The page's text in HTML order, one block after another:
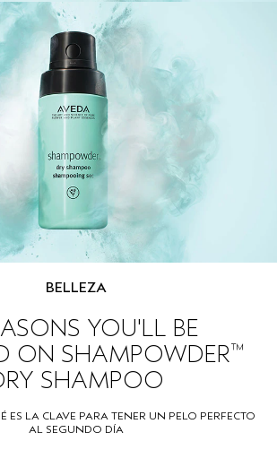
CABELLO
SENSIBLE
BELLEZA
YOU'LL BE
ON SHAMPOWDER™
SHAMPOO
ES LA CLAVE PARA TENER UN PELO PERFECTO
AL SEGUNDO DÍA